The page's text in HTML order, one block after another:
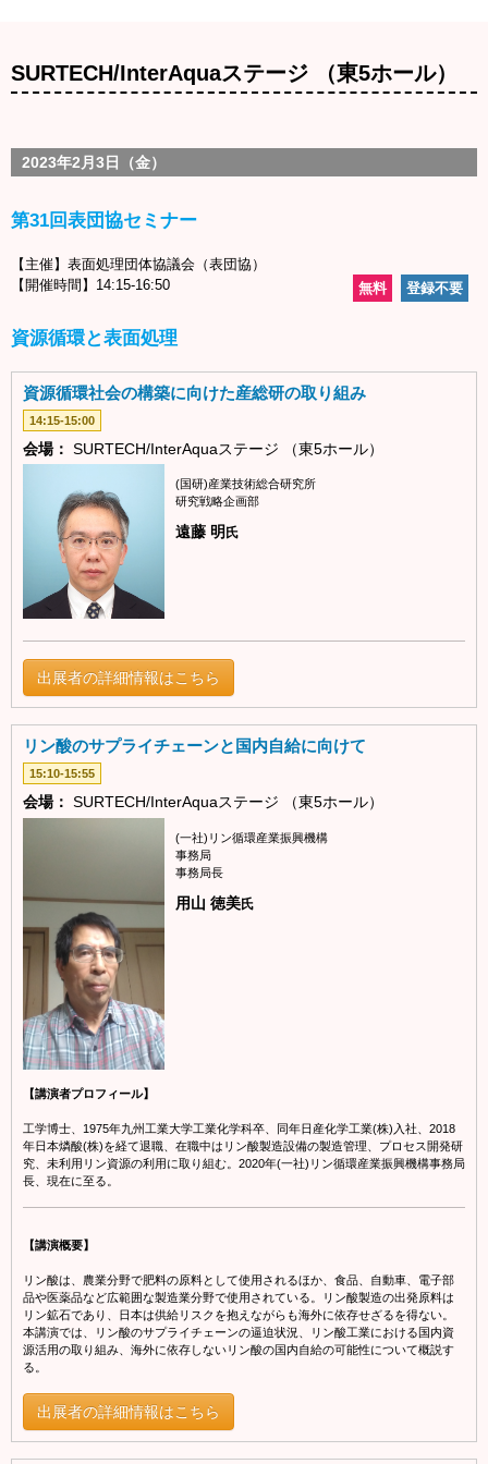
SURTECH/InterAquaステージ （東5ホール）
2023年2月3日（金）
第31回表団協セミナー
【主催】表面処理団体協議会（表団協）
【開催時間】14:15-16:50
登録不要
無料
資源循環と表面処理
資源循環社会の構築に向けた産総研の取り組み
14:15-15:00
会場： SURTECH/InterAquaステージ （東5ホール）
(国研)産業技術総合研究所
研究戦略企画部
遠藤 明 氏
出展者の詳細情報はこちら
リン酸のサプライチェーンと国内自給に向けて
15:10-15:55
会場： SURTECH/InterAquaステージ （東5ホール）
(一社)リン循環産業振興機構
事務局
事務局長
用山 徳美氏
【講演者プロフィール】
工学博士、1975年九州工業大学工業化学科卒、同年日産化学工業(株)入社、2018
年日本燐酸(株)を経て退職、在職中はリン酸製造設備の製造管理、プロセス開発研
究、未利用リン資源の利用に取り組む。2020年(一社)リン循環産業振興機構事務局
長、現在に至る。
【講演概要】
リン酸は、農業分野で肥料の原料として使用されるほか、食品、自動車、電子部
品や医薬品など広範囲な製造業分野で使用されている。リン酸製造の出発原料は
リン鉱石であり、日本は供給リスクを抱えながらも海外に依存せざるを得ない。
本講演では、リン酸のサプライチェーンの逼迫状況、リン酸工業における国内資
源活用の取り組み、海外に依存しないリン酸の国内自給の可能性について概説す
る。
出展者の詳細情報はこちら